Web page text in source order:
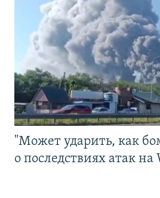
"Может ударить, как
о последствиях атак